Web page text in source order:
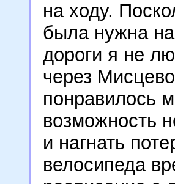
на ходу.
была нужна
дороги я не
через
понравилось
возможность
и нагнать
велосипеда